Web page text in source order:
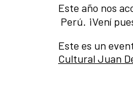
Este año nos
Perú. ¡Vení
Este es un
Cultural Juan